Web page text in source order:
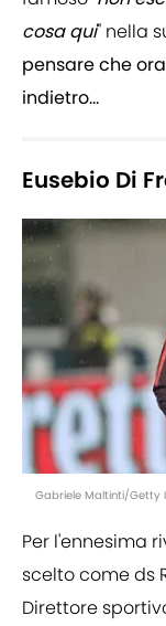
cosa qui" nella
pensare che
indietro...
Eusebio Di
Gabriele Maltinti/Getty
Per l'ennesima
scelto come ds
Direttore